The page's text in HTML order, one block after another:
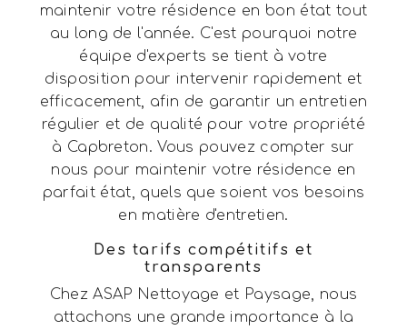
maintenir votre résidence en bon état tout
au long de l'année. C'est pourquoi notre
équipe d'experts se tient à votre
disposition pour intervenir rapidement et
efficacement, afin de garantir un entretien
régulier et de qualité pour votre propriété
à Capbreton. Vous pouvez compter sur
nous pour maintenir votre résidence en
parfait état, quels que soient vos besoins
en matière d'entretien.
Des tarifs compétitifs et
transparents
Chez ASAP Nettoyage et Paysage, nous
attachons une grande importance à la